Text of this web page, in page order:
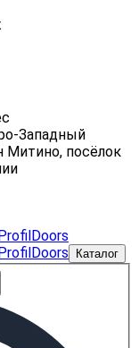
Западный
Митино, посёлок
Каталог